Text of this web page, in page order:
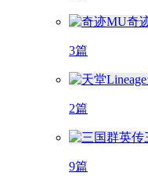
奇
3篇
2篇
9篇